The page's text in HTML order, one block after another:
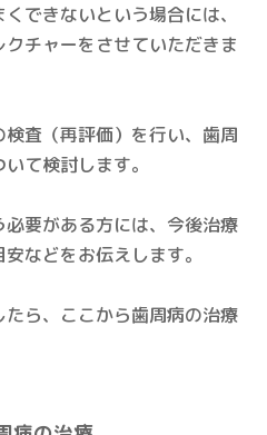
できないという場合には、
チャーをさせていただきま
査（再評価）を行い、歯周
て検討します。
要がある方には、今後治療
などをお伝えします。
ら、ここから歯周病の治療